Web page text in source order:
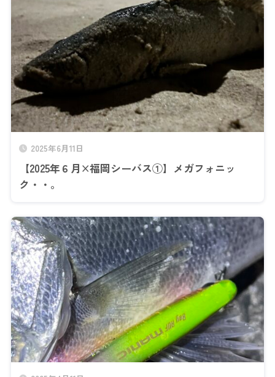
2025年6月11日
【2025年６月×福岡シーバス①】メガフォニッ
ク・・。